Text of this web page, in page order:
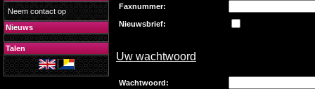
Faxnummer:
Nieuwsbrief:
Uw wachtwoord
Wachtwoord:
Neem contact op
Nieuws
Talen